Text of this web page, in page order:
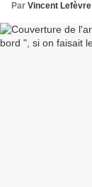
Par Vincent Lefèvre